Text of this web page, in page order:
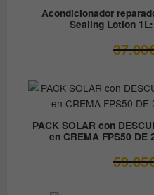
Acondicionador
Sealing Lotion
37.00
PACK SOLAR con
en CREMA FPS50
59.05